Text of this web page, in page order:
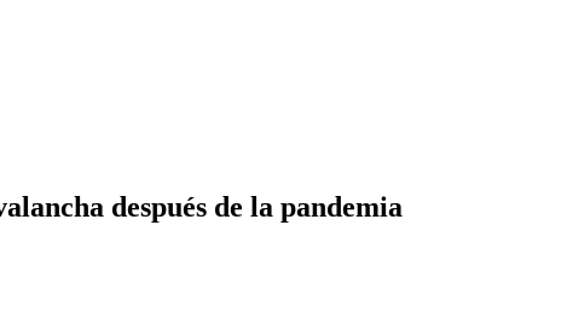
después de la pandemia